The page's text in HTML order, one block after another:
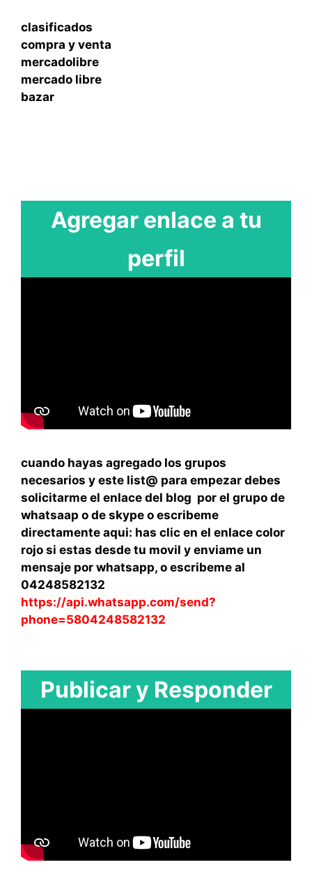
clasificados
compra y venta
mercadolibre
mercado libre
bazar
Agregar enlace a tu
perfil
cuando hayas agregado los grupos
necesarios y este list@ para empezar debes
solicitarme el enlace del blog por el grupo de
whatsaap o de skype o escribeme
directamente aqui: has clic en el enlace color
rojo si estas desde tu movil y enviame un
mensaje por whatsapp, o escribeme al
04248582132
https://api.whatsapp.com/send?
phone=5804248582132
Publicar y Responder